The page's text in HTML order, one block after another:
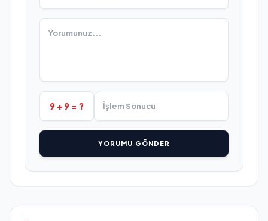
9 + 9 = ?
YORUMU GÖNDER